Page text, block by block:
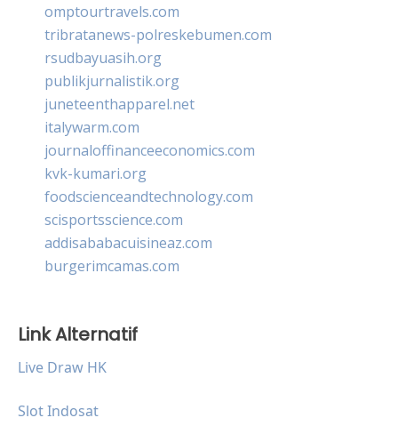
omptourtravels.com
tribratanews-polreskebumen.com
rsudbayuasih.org
publikjurnalistik.org
juneteenthapparel.net
italywarm.com
journaloffinanceeconomics.com
kvk-kumari.org
foodscienceandtechnology.com
scisportsscience.com
addisababacuisineaz.com
burgerimcamas.com
Link Alternatif
Live Draw HK
Slot Indosat